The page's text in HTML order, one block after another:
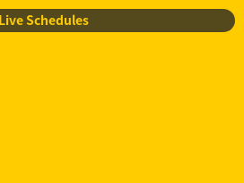
Live Schedules